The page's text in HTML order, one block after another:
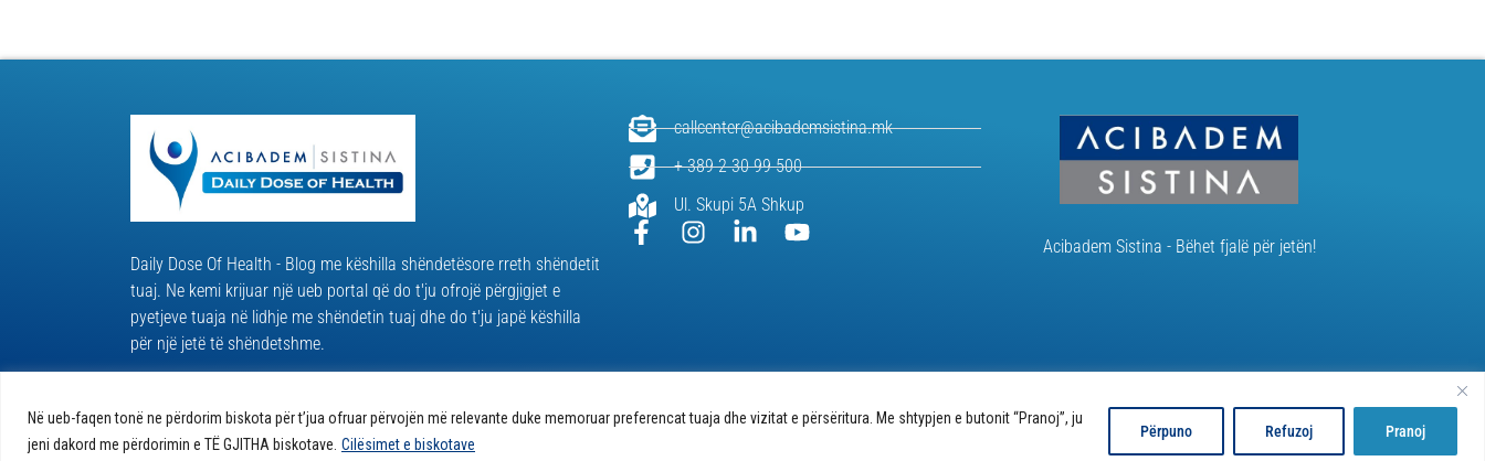
Në ueb-faqen tonë ne përdorim biskota për t’jua ofruar përvojën më relevante duke memoruar preferencat tuaja dhe vizitat e përsëritura. Me shtypjen e butonit “Pranoj”, ju
jeni dakord me përdorimin e TË GJITHA biskotave. Cilësimet e biskotave
Përpuno Refuzoj Pranoj
Daily Dose Of Health - Blog me këshilla shëndetësore rreth shëndetit
tuaj. Ne kemi krijuar një ueb portal që do t'ju ofrojë përgjigjet e
pyetjeve tuaja në lidhje me shëndetin tuaj dhe do t'ju japë këshilla
për një jetë të shëndetshme.
callcenter@acibademsistina.mk
+ 389 2 30 99 500
Ul. Skupi 5A Shkup
Acibadem Sistina - Bëhet fjalë për jetën!
© 2026 Të gjitha të drejtat e rezervuaraPolitika e biskotave në ueb-faqe | Developed by: Unet